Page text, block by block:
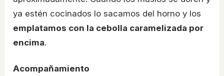
ya estén cocinados lo sacamos del horno y los
emplatamos con la cebolla caramelizada por
encima.
Acompañamiento